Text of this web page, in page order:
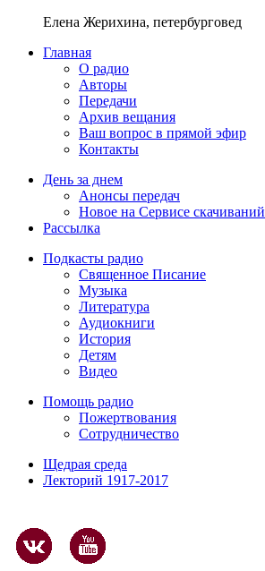
Елена Жерихина, петербурговед
Главная
О радио
Авторы
Передачи
Архив вещания
Ваш вопрос в прямой эфир
Контакты
День за днем
Анонсы передач
Новое на Сервисе скачиваний
Рассылка
Подкасты радио
Священное Писание
Музыка
Литература
Аудиокниги
История
Детям
Видео
Помощь радио
Пожертвования
Сотрудничество
Щедрая среда
Лекторий 1917-2017